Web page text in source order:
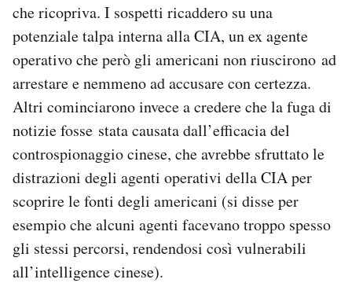
che ricopriva. I sospetti ricaddero su una
potenziale talpa interna alla CIA, un ex agente
operativo che però gli americani non riuscirono ad
arrestare e nemmeno ad accusare con certezza.
Altri cominciarono invece a credere che la fuga di
notizie fosse stata causata dall’efficacia del
controspionaggio cinese, che avrebbe sfruttato le
distrazioni degli agenti operativi della CIA per
scoprire le fonti degli americani (si disse per
esempio che alcuni agenti facevano troppo spesso
gli stessi percorsi, rendendosi così vulnerabili
all’intelligence cinese).